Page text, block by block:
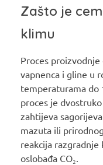
Zašto je
klimu
Proces
vapnenca i gline u
temperaturama do
proces je
zahtijeva
mazuta ili
reakcija razgradnje
oslobađa CO₂.